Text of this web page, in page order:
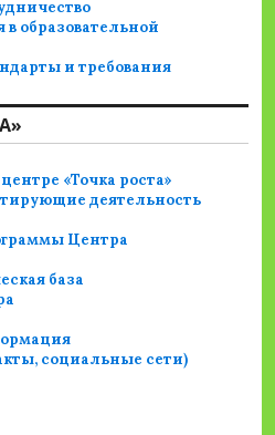
образовательной
и требования
«Точка роста»
деятельность
Центра
база
социальные сети)